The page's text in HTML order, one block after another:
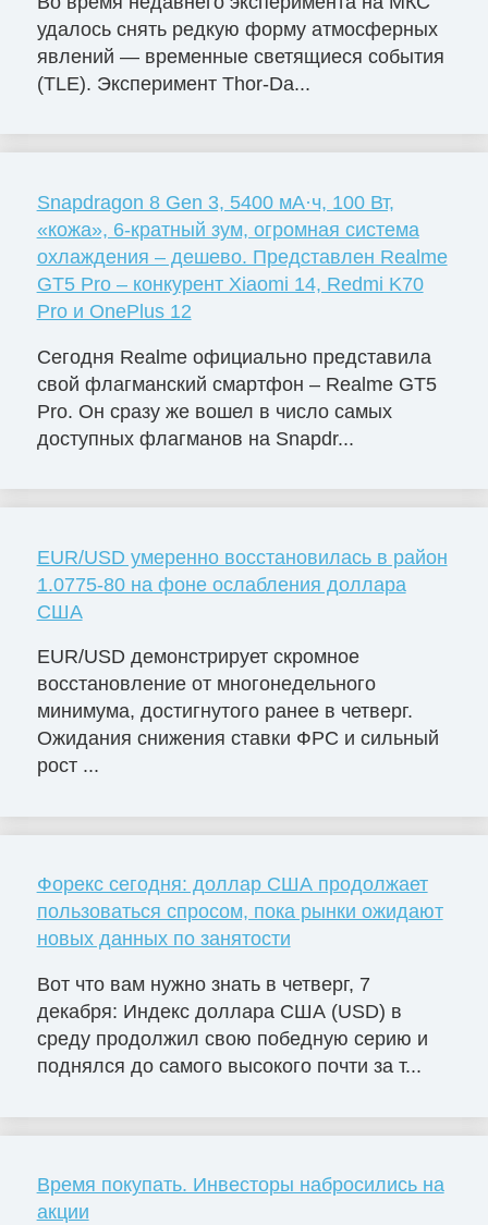
удалось снять редкую форму атмосферных
явлений — временные светящиеся события
(TLE). Эксперимент Thor-Da...
Snapdragon 8 Gen 3, 5400 мА·ч, 100 Вт,
«кожа», 6-кратный зум, огромная система
охлаждения – дешево. Представлен Realme
GT5 Pro – конкурент Xiaomi 14, Redmi K70
Pro и OnePlus 12
Сегодня Realme официально представила
свой флагманский смартфон – Realme GT5
Pro. Он сразу же вошел в число самых
доступных флагманов на Snapdr...
EUR/USD умеренно восстановилась в район
1.0775-80 на фоне ослабления доллара
США
EUR/USD демонстрирует скромное
восстановление от многонедельного
минимума, достигнутого ранее в четверг.
Ожидания снижения ставки ФРС и сильный
рост ...
Форекс сегодня: доллар США продолжает
пользоваться спросом, пока рынки ожидают
новых данных по занятости
Вот что вам нужно знать в четверг, 7
декабря: Индекс доллара США (USD) в
среду продолжил свою победную серию и
поднялся до самого высокого почти за т...
Время покупать. Инвесторы набросились на
акции